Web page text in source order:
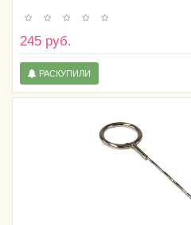
245 руб.
РАСКУПИЛИ